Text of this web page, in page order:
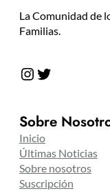
La Comunidad de
Familias.
Instagram Twitter
Sobre
Inicio
Últimas Noticias
Sobre nosotros
Suscripción